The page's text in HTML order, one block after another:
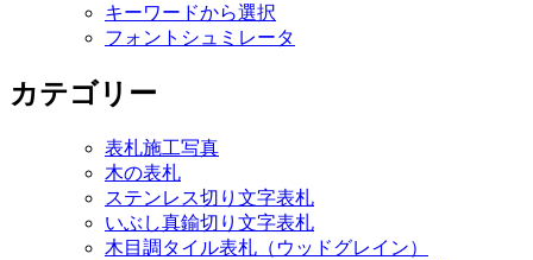
キーワードから選択
フォントシュミレータ
カテゴリー
表札施工写真
木の表札
ステンレス切り文字表札
いぶし真鍮切り文字表札
木目調タイル表札（ウッドグレイン）